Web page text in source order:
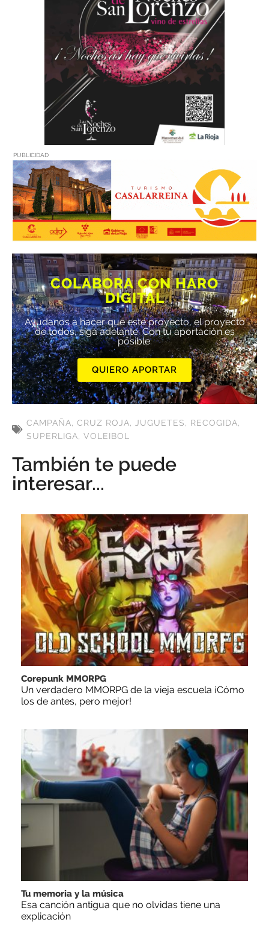
PUBLICIDAD
COLABORA CON HARO
DIGITAL
Ayúdanos a hacer que este proyecto, el proyecto
de todos, siga adelante. Con tu aportación es
posible.
QUIERO APORTAR
CAMPAÑA, CRUZ ROJA, JUGUETES, RECOGIDA,
SUPERLIGA, VOLEIBOL
También te puede
interesar...
Corepunk MMORPG
Un verdadero MMORPG de la vieja escuela ¡Cómo
los de antes, pero mejor!
Tu memoria y la música
Esa canción antigua que no olvidas tiene una
explicación